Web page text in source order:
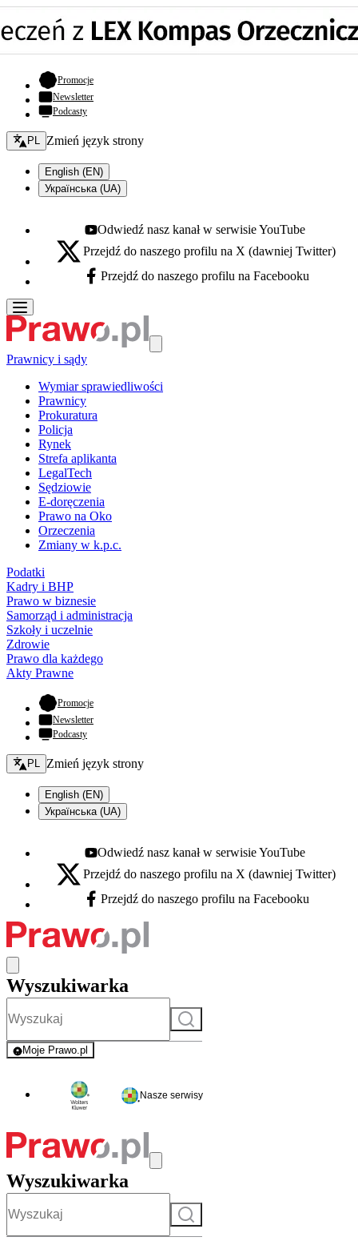
Promocje- otwiera się w nowej karcie
Newsletter
Podcasty
Zmień język - bieżący:
PL Zmień język strony
English (EN)
Українська (UA)
Youtube - otwiera się w nowej karcie
Odwiedź nasz kanał w serwisie YouTube
X - otwiera się w nowej karcie
Przejdź do naszego profilu na X (dawniej Twitter)
Facebook - otwiera się w nowej karcie
Przejdź do naszego profilu na Facebooku
Prawnicy i sądy
Wymiar sprawiedliwości
Prawnicy
Prokuratura
Policja
Rynek
Strefa aplikanta
LegalTech
Sędziowie
E-doręczenia
Prawo na Oko
Orzeczenia
Zmiany w k.p.c.
Podatki
Kadry i BHP
Prawo w biznesie
Samorząd i administracja
Szkoły i uczelnie
Zdrowie
Prawo dla każdego
Akty Prawne
Promocje- otwiera się w nowej karcie
Newsletter
Podcasty
Zmień język - bieżący:
PL Zmień język strony
English (EN)
Українська (UA)
Youtube - otwiera się w nowej karcie
Odwiedź nasz kanał w serwisie YouTube
X - otwiera się w nowej karcie
Przejdź do naszego profilu na X (dawniej Twitter)
Facebook - otwiera się w nowej karcie
Przejdź do naszego profilu na Facebooku
Wyszukiwarka
Szukaj
Moje Prawo.pl
- rejestracja i logowanie do serwisu
Nasze serwisy
Wyszukiwarka
Szukaj